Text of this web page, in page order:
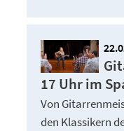
17 Uhr im
Von
den Klassikern